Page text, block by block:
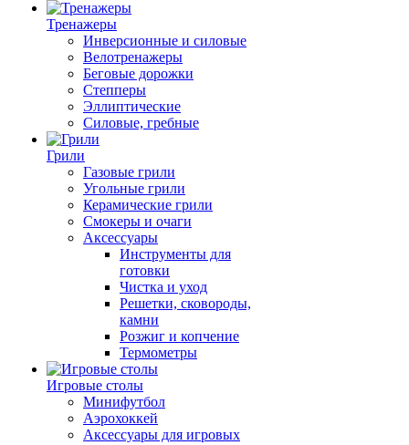
Тренажеры
Инверсионные и силовые
Велотренажеры
Беговые дорожки
Степперы
Эллиптические
Силовые, гребные
Грили
Газовые грили
Угольные грили
Керамические грили
Смокеры и очаги
Аксессуары
Инструменты для
готовки
Чистка и уход
Решетки, сковороды,
камни
Розжиг и копчение
Термометры
Игровые столы
Минифутбол
Аэрохоккей
Аксессуары для игровых